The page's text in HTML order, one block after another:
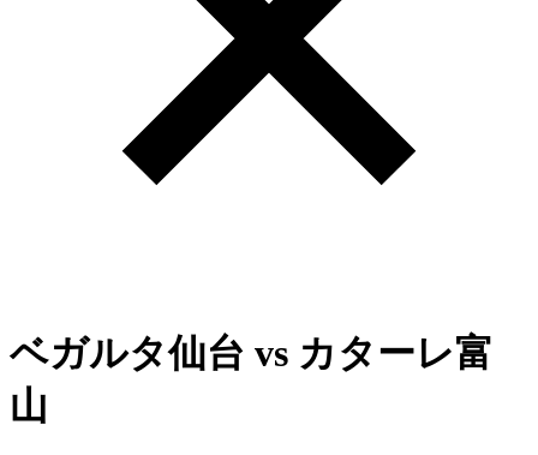
ベガルタ仙台 vs カターレ富
山